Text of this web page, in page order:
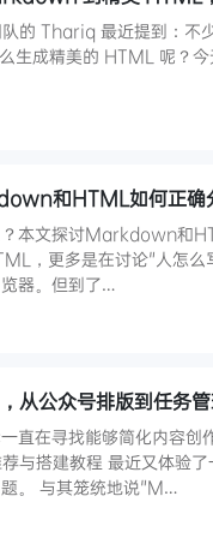
Thariq 最近提到：不
生成精美的 HTML 呢？
和HTML如何正确
本文探讨Markdown和
，更多是在讨论"人怎
器。但到了…
公众号排版到任务管
直在寻找能够简化内容创
与搭建教程 最近又体验
。 与其笼统地说"M…